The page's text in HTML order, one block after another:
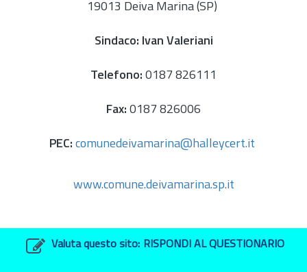
19013 Deiva Marina (SP)
Sindaco: Ivan Valeriani
Telefono: 0187 826111
Fax: 0187 826006
PEC: comunedeivamarina@halleycert.it
www.comune.deivamarina.sp.it
Valuta questo sito: RISPONDI AL QUESTIONARIO